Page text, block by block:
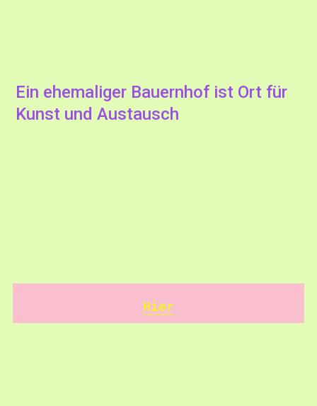
Ein ehemaliger Bauernhof ist Ort für
Kunst und Austausch
Hier